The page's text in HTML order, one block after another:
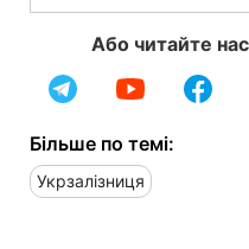
Або читайте
Більше по темі:
Укрзалізниця